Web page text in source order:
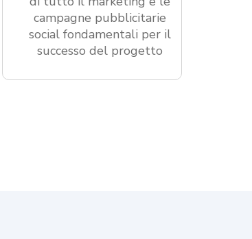
campagne pubblicitarie
social fondamentali per il
successo del progetto